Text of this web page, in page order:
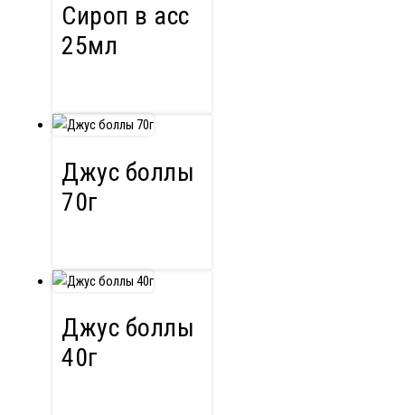
Сироп в асс
25мл
Джус боллы
70г
Джус боллы
40г